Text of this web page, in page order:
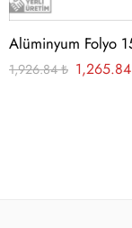
1,926.84₺ 1,265.84